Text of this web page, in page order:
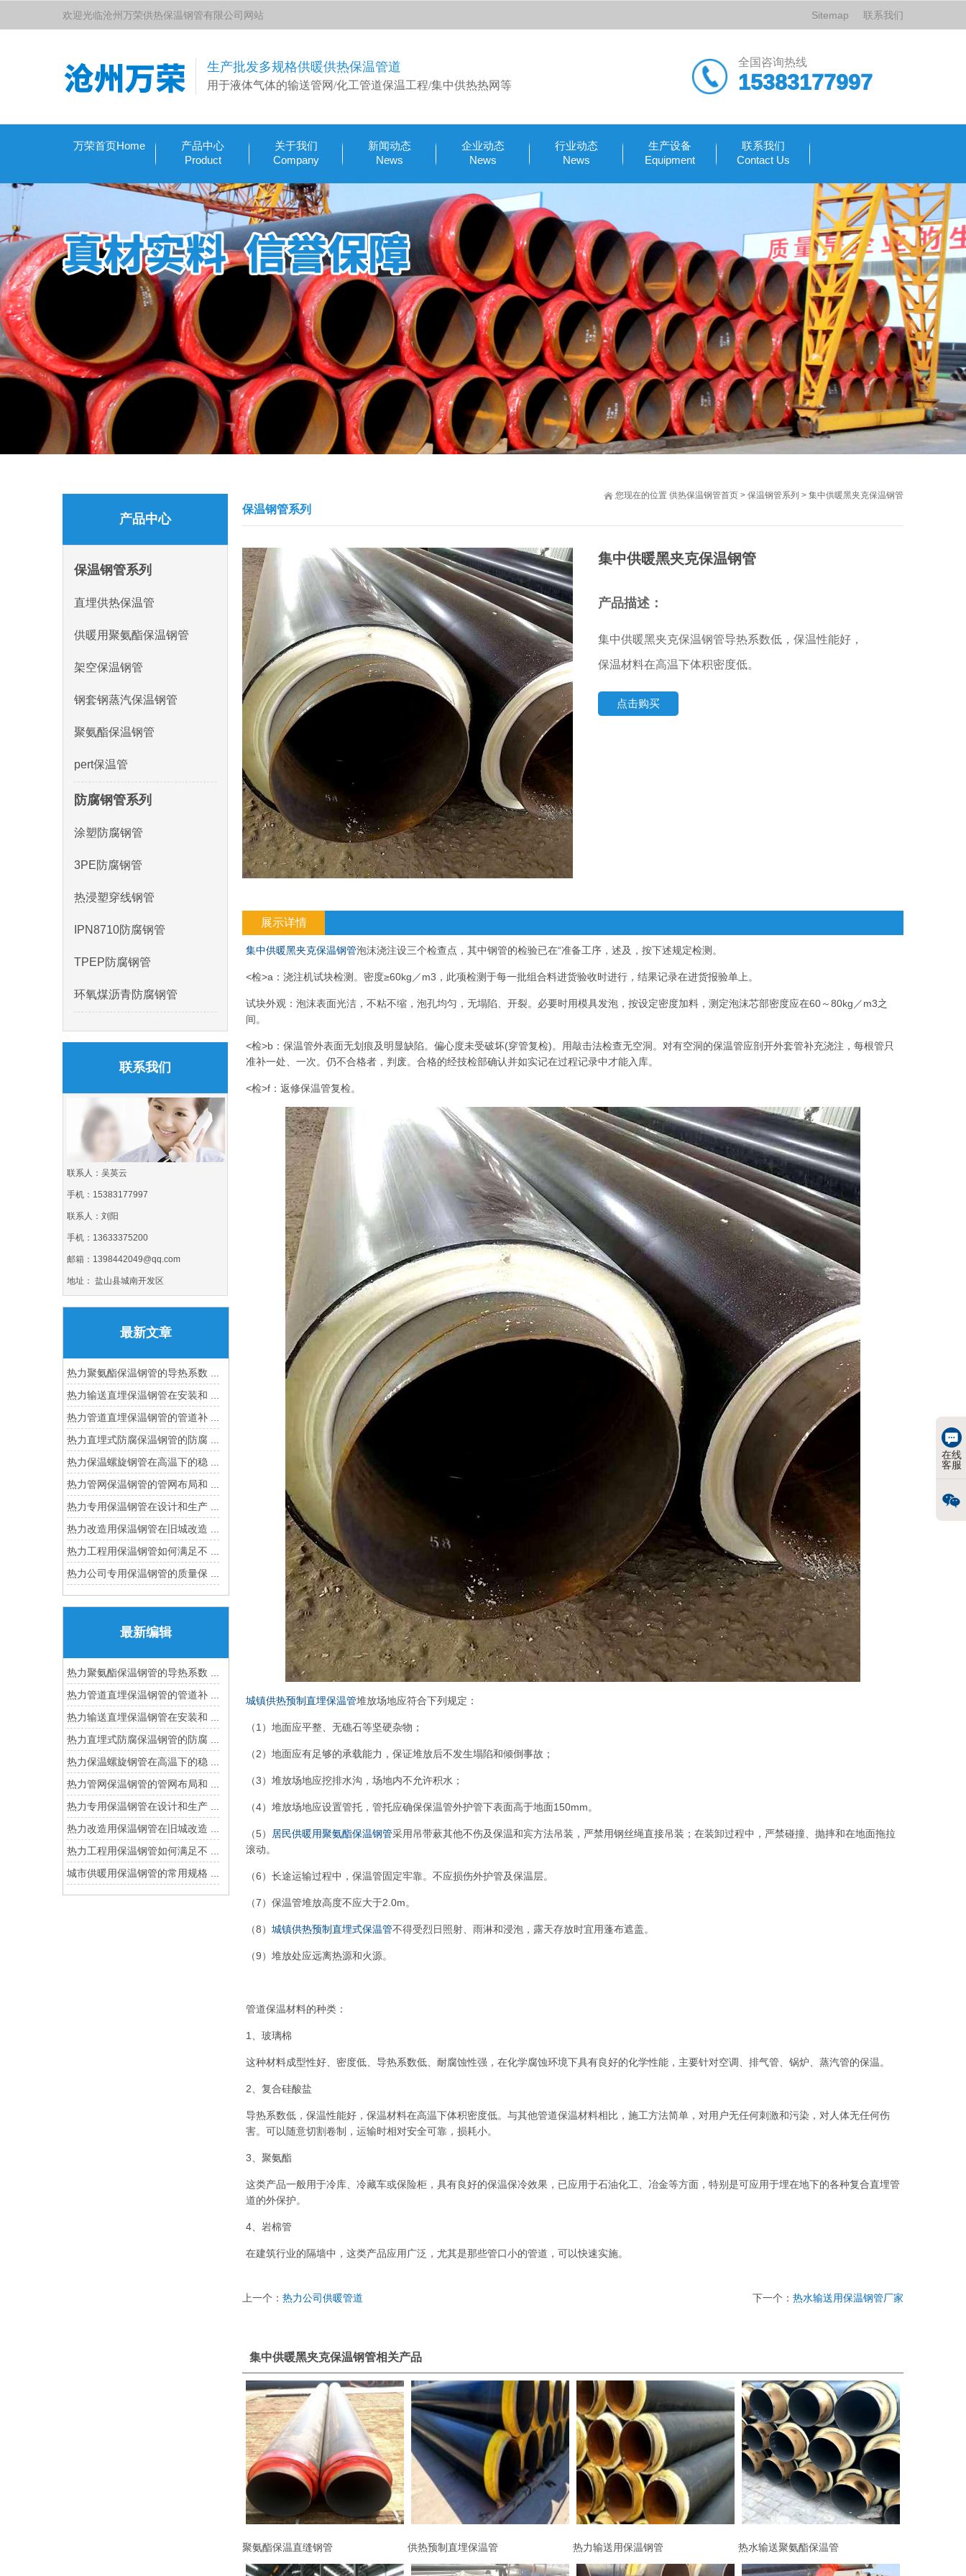
欢迎光临沧州万荣供热保温钢管有限公司网站 Sitemap 联系我们
生产批发多规格供暖供热保温管道
用于液体气体的输送管网/化工管道保温工程/集中供热热网等
全国咨询热线
15383177997
万荣首页Home
产品中心
Product
关于我们
Company
新闻动态
News
企业动态
News
行业动态
News
生产设备
Equipment
联系我们
Contact Us
您现在的位置 供热保温钢管首页 > 保温钢管系列 > 集中供暖黑夹克保温钢管
保温钢管系列
集中供暖黑夹克保温钢管
产品描述：
集中供暖黑夹克保温钢管导热系数低，保温性能好，
保温材料在高温下体积密度低。
点击购买
展示详情
集中供暖黑夹克保温钢管泡沫浇注设三个检查点，其中钢管的检验已在“准备工序，述及，按下述规定检测。
<检>a：浇注机试块检测。密度≥60kg／m3，此项检测于每一批组合料进货验收时进行，结果记录在进货报验单上。
试块外观：泡沫表面光洁，不粘不缩，泡孔均匀，无塌陷、开裂。必要时用模具发泡，按设定密度加料，测定泡沫芯部密度应在60～80kg／m3之
间。
<检>b：保温管外表面无划痕及明显缺陷。偏心度未受破坏(穿管复检)。用敲击法检查无空洞。对有空洞的保温管应剖开外套管补充浇注，每根管只
准补一处、一次。仍不合格者，判废。合格的经技检部确认并如实记在过程记录中才能入库。
<检>f：返修保温管复检。
城镇供热预制直埋保温管堆放场地应符合下列规定：
（1）地面应平整、无礁石等坚硬杂物；
（2）地面应有足够的承载能力，保证堆放后不发生塌陷和倾倒事故；
（3）堆放场地应挖排水沟，场地内不允许积水；
（4）堆放场地应设置管托，管托应确保保温管外护管下表面高于地面150mm。
（5） 居民供暖用聚氨酯保温钢管采用吊带蔌其他不伤及保温和宾方法吊装，严禁用钢丝绳直接吊装；在装卸过程中，严禁碰撞、抛摔和在地面拖拉
滚动。
（6）长途运输过程中，保温管固定牢靠。不应损伤外护管及保温层。
（7）保温管堆放高度不应大于2.0m。
（8） 城镇供热预制直埋式保温管不得受烈日照射、雨淋和浸泡，露天存放时宜用蓬布遮盖。
（9）堆放处应远离热源和火源。
管道保温材料的种类：
1、玻璃棉
这种材料成型性好、密度低、导热系数低、耐腐蚀性强，在化学腐蚀环境下具有良好的化学性能，主要针对空调、排气管、锅炉、蒸汽管的保温。
2、复合硅酸盐
导热系数低，保温性能好，保温材料在高温下体积密度低。与其他管道保温材料相比，施工方法简单，对用户无任何刺激和污染，对人体无任何伤
害。可以随意切割卷制，运输时相对安全可靠，损耗小。
3、聚氨酯
这类产品一般用于冷库、冷藏车或保险柜，具有良好的保温保冷效果，已应用于石油化工、冶金等方面，特别是可应用于埋在地下的各种复合直埋管
道的外保护。
4、岩棉管
在建筑行业的隔墙中，这类产品应用广泛，尤其是那些管口小的管道，可以快速实施。
上一个： 热力公司供暖管道 下一个： 热水输送用保温钢管厂家
集中供暖黑夹克保温钢管相关产品
聚氨酯保温直缝钢管 供热预制直埋保温管 热力输送用保温钢管 热水输送聚氨酯保温管
产品中心
保温钢管系列
直埋供热保温管
供暖用聚氨酯保温钢管
架空保温钢管
钢套钢蒸汽保温钢管
聚氨酯保温钢管
pert保温管
防腐钢管系列
涂塑防腐钢管
3PE防腐钢管
热浸塑穿线钢管
IPN8710防腐钢管
TPEP防腐钢管
环氧煤沥青防腐钢管
联系我们
联系人：吴英云
手机：15383177997
联系人：刘阳
手机：13633375200
邮箱：1398442049@qq.com
地址： 盐山县城南开发区
最新文章
热力聚氨酯保温钢管的导热系数 ...
热力输送直埋保温钢管在安装和 ...
热力管道直埋保温钢管的管道补 ...
热力直埋式防腐保温钢管的防腐 ...
热力保温螺旋钢管在高温下的稳 ...
热力管网保温钢管的管网布局和 ...
热力专用保温钢管在设计和生产 ...
热力改造用保温钢管在旧城改造 ...
热力工程用保温钢管如何满足不 ...
热力公司专用保温钢管的质量保 ...
最新编辑
热力聚氨酯保温钢管的导热系数 ...
热力管道直埋保温钢管的管道补 ...
热力输送直埋保温钢管在安装和 ...
热力直埋式防腐保温钢管的防腐 ...
热力保温螺旋钢管在高温下的稳 ...
热力管网保温钢管的管网布局和 ...
热力专用保温钢管在设计和生产 ...
热力改造用保温钢管在旧城改造 ...
热力工程用保温钢管如何满足不 ...
城市供暖用保温钢管的常用规格 ...
在线
客服